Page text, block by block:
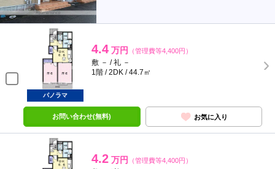
4.4 万円 （管理費等4,400円）
敷 － / 礼 －
1階 / 2DK / 44.7㎡
パノラマ
お問い合わせ(無料) お気に入り
4.2 万円 （管理費等4,400円）